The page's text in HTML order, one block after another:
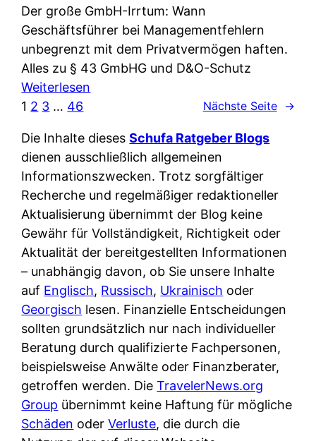
h
e
t
e
D
a
t
e
n
w
i
r
k
l
i
c
h
?
l
c
h
e
n
n
d
e
r
n
u
n
k
t
i
o
n
i
e
r
l
ä
u
e
r
A
p
p
&
O
n
l
i
n
e
:
W
a
s
Der große GmbH-Irrtum: Wann
Geschäftsführer bei Managementfehlern
unbegrenzt mit dem Privatvermögen haften.
Alles zu § 43 GmbHG und D&O-Schutz
Weiterlesen
b
H
-
M
y
t
h
o
s
:
W
e
n
n
d
e
1 2 3 … 46 Nächste Seite →
Die Inhalte diesesSchufa Ratgeber Blogs
dienen ausschließlich allgemeinen
Informationszwecken. Trotz sorgfältiger
Recherche und regelmäßiger redaktioneller
Aktualisierung übernimmt der Blog keine
Gewähr für Vollständigkeit, Richtigkeit oder
Aktualität der bereitgestellten Informationen
– unabhängig davon, ob Sie unsere Inhalte
auf Englisch, Russisch, Ukrainisch oder
Georgisch lesen. Finanzielle Entscheidungen
sollten grundsätzlich nur nach individueller
Beratung durch qualifizierte Fachpersonen,
beispielsweise Anwälte oder Finanzberater,
getroffen werden. DieTravelerNews.org
Group übernimmt keine Haftung für mögliche
Schäden oderVerluste, die durch die